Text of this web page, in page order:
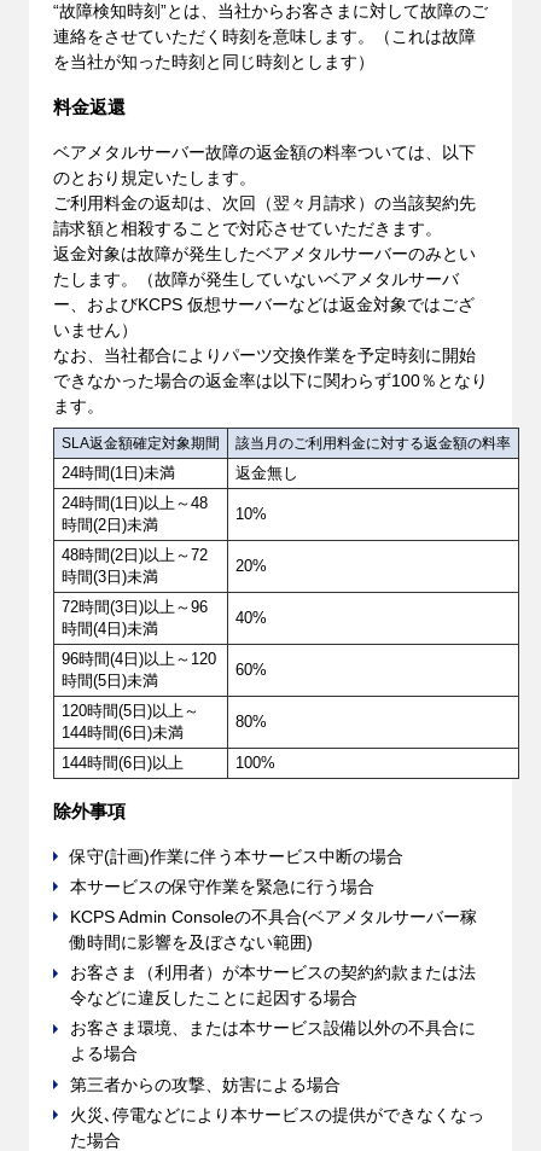
“故障検知時刻”とは、当社からお客さまに対して故障のご
連絡をさせていただく時刻を意味します。（これは故障
を当社が知った時刻と同じ時刻とします）
料金返還
ベアメタルサーバー故障の返金額の料率ついては、以下
のとおり規定いたします。
ご利用料金の返却は、次回（翌々月請求）の当該契約先
請求額と相殺することで対応させていただきます。
返金対象は故障が発生したベアメタルサーバーのみとい
たします。（故障が発生していないベアメタルサーバ
ー、およびKCPS 仮想サーバーなどは返金対象ではござ
いません）
なお、当社都合によりパーツ交換作業を予定時刻に開始
できなかった場合の返金率は以下に関わらず100％となり
ます。
SLA返金額確定対象期間
該当月のご利用料金に対する返金額の料率
24時間(1日)未満
返金無し
24時間(1日)以上～48
時間(2日)未満
10%
48時間(2日)以上～72
時間(3日)未満
20%
72時間(3日)以上～96
時間(4日)未満
40%
96時間(4日)以上～120
時間(5日)未満
60%
120時間(5日)以上～
144時間(6日)未満
80%
144時間(6日)以上 100%
除外事項
保守(計画)作業に伴う本サービス中断の場合
本サービスの保守作業を緊急に行う場合
KCPS Admin Consoleの不具合(ベアメタルサーバー稼
働時間に影響を及ぼさない範囲)
お客さま（利用者）が本サービスの契約約款または法
令などに違反したことに起因する場合
お客さま環境、または本サービス設備以外の不具合に
よる場合
第三者からの攻撃、妨害による場合
火災､停電などにより本サービスの提供ができなくなっ
た場合